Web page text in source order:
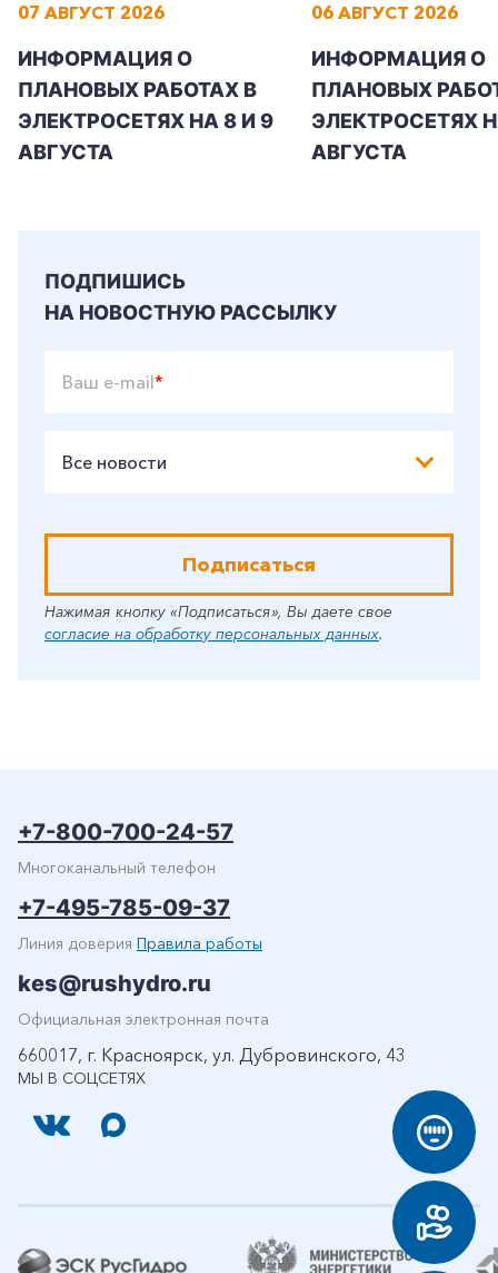
07 АВГУСТ 2026
ИНФОРМАЦИЯ О
ПЛАНОВЫХ РАБОТАХ В
ЭЛЕКТРОСЕТЯХ НА 8 И 9
АВГУСТА
06 АВГУСТ 2026
ИНФОРМАЦИЯ О
ПЛАНОВЫХ
ЭЛЕКТРОСЕТЯХ
АВГУСТА
ПОДПИШИСЬ
НА НОВОСТНУЮ РАССЫЛКУ
Ваш e-mail*
Все новости
Подписаться
Нажимая кнопку «Подписаться», Вы даете свое
согласие на обработку персональных данных.
МЫ В СОЦСЕТЯХ
+7-800-700-24-57
Многоканальный телефон
+7-495-785-09-37
Линия доверия Правила работы
kes@rushydro.ru
Официальная электронная почта
660017, г. Красноярск, ул. Дубровинского, 43